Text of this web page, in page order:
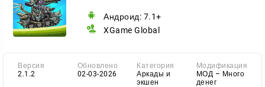
Андроид: 7.1+
XGame Global
Версия
2.1.2
Обновлено
02-03-2026
Категория
Аркады и
экшен
Модификация
МОД – Много
денег